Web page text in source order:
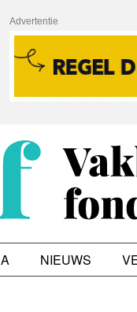
Advertentie
NIEUWS